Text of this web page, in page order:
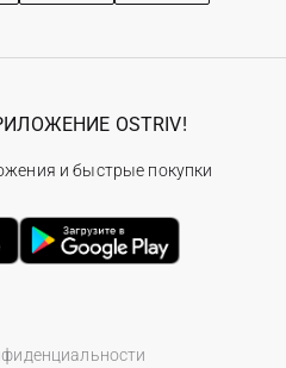
OSTRIV!
и быстрые покупки